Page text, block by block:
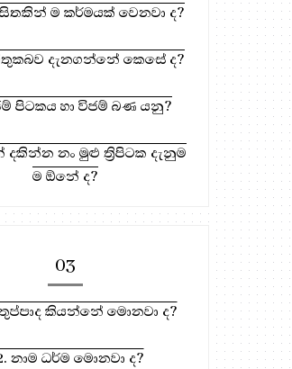
සිතකින් ම කර්මයක් වෙනවා ද?
දැනගන්නේ කෙසේ ද?
පිටකය හා විජම් බණ යනු?
දකින්න නං මුළු ත්‍රිපිටක දැනුම
ම ඕනේ ද?
03
කියන්නේ මොනවා ද?
නාම ධර්ම මොනවා ද?